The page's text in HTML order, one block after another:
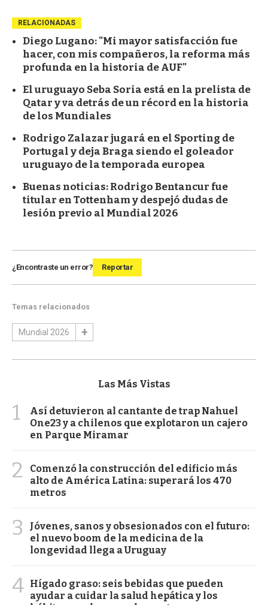
RELACIONADAS
Diego Lugano: "Mi mayor satisfacción fue
hacer, con mis compañeros, la reforma más
profunda en la historia de AUF"
El uruguayo Seba Soria está en la prelista de
Qatar y va detrás de un récord en la historia
de los Mundiales
Rodrigo Zalazar jugará en el Sporting de
Portugal y deja Braga siendo el goleador
uruguayo de la temporada europea
Buenas noticias: Rodrigo Bentancur fue
titular en Tottenham y despejó dudas de
lesión previo al Mundial 2026
¿Encontraste un error? Reportar
Temas relacionados
Mundial 2026
Las Más Vistas
1
Así detuvieron al cantante de trap Nahuel
One23 y a chilenos que explotaron un cajero
en Parque Miramar
2
Comenzó la construcción del edificio más
alto de América Latina: superará los 470
metros
3
Jóvenes, sanos y obsesionados con el futuro:
el nuevo boom de la medicina de la
longevidad llega a Uruguay
4 Hígado graso: seis bebidas que pueden
ayudar a cuidar la salud hepática y los